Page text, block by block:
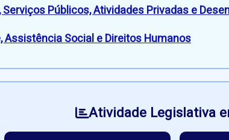
Públicos, Atividades Privadas e
Assistência Social e Direitos Humanos
Atividade Legislativa